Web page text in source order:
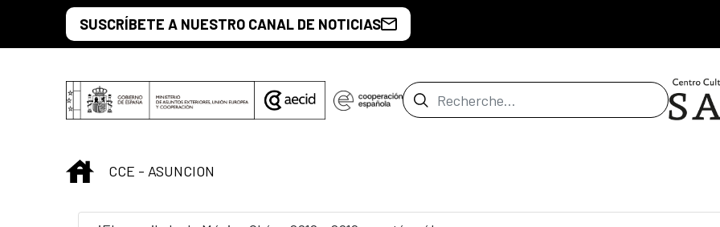
Saut au contenu principal
SUSCRÍBETE A NUESTRO CANAL DE NOTICIAS
Barre de recherche
INICIO
CCE - ASUNCION